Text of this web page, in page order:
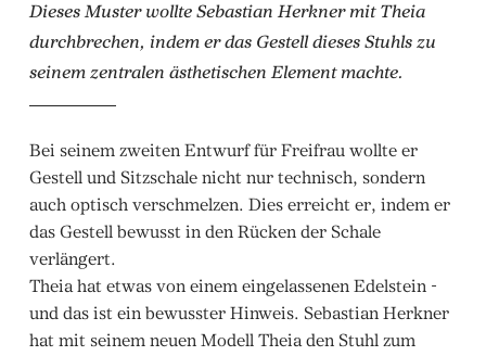
Dieses Muster wollte Sebastian Herkner mit Theia
durchbrechen, indem er das Gestell dieses Stuhls zu
seinem zentralen ästhetischen Element machte.
Bei seinem zweiten Entwurf für Freifrau wollte er
Gestell und Sitzschale nicht nur technisch, sondern
auch optisch verschmelzen. Dies erreicht er, indem er
das Gestell bewusst in den Rücken der Schale
verlängert.
Theia hat etwas von einem eingelassenen Edelstein -
und das ist ein bewusster Hinweis. Sebastian Herkner
hat mit seinem neuen Modell Theia den Stuhl zum